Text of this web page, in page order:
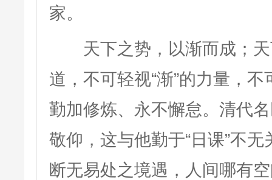
家。
天下之势，以渐而成；天
道，不可轻视“渐”的力量，
勤加修炼、永不懈怠。清代
敬仰，这与他勤于“日课”不
断无易处之境遇，人间哪有